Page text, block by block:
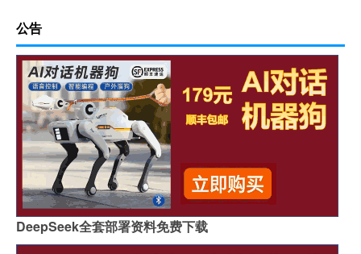
公告
DeepSeek全套部署资料免费下载